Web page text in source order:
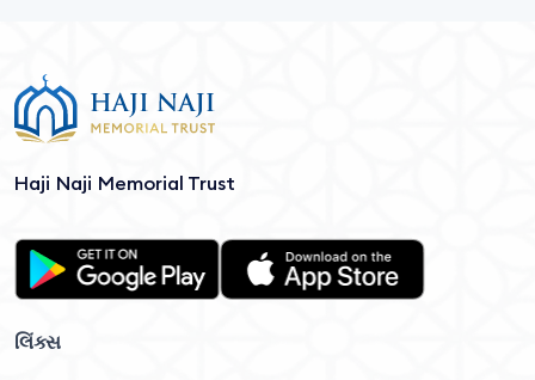
Haji Naji Memorial Trust
લિંક્સ